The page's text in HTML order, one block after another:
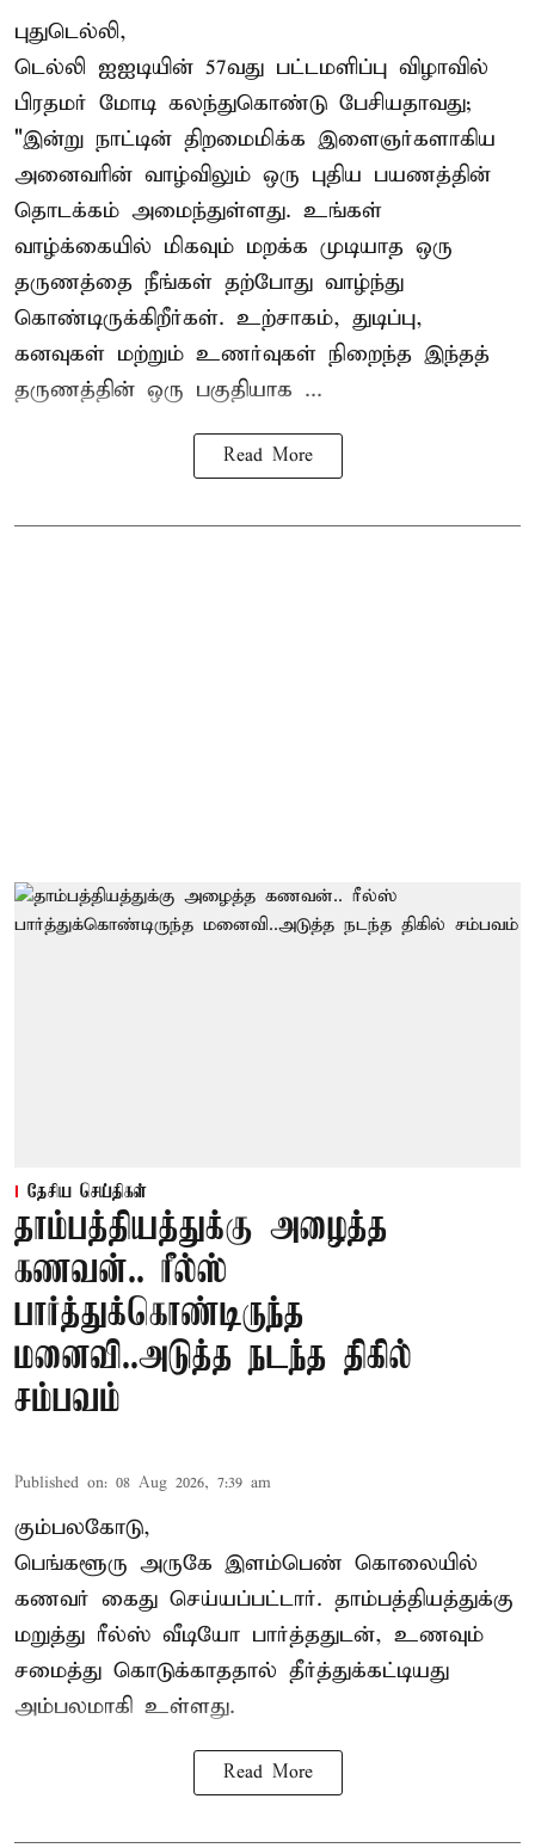
புதுடெல்லி,
டெல்லி ஐஐடியின் 57வது பட்டமளிப்பு விழாவில்
பிரதமர் மோடி கலந்துகொண்டு பேசியதாவது;
"இன்று நாட்டின் திறமைமிக்க இளைஞர்களாகிய
அனைவரின் வாழ்விலும் ஒரு புதிய பயணத்தின்
தொடக்கம் அமைந்துள்ளது. உங்கள்
வாழ்க்கையில் மிகவும் மறக்க முடியாத ஒரு
தருணத்தை நீங்கள் தற்போது வாழ்ந்து
கொண்டிருக்கிறீர்கள். உற்சாகம், துடிப்பு,
கனவுகள் மற்றும் உணர்வுகள் நிறைந்த இந்தத்
தருணத்தின் ஒரு பகுதியாக ...
Read More
தேசிய செய்திகள்
தாம்பத்தியத்துக்கு அழைத்த
கணவன்.. ரீல்ஸ்
பார்த்துக்கொண்டிருந்த
மனைவி..அடுத்த நடந்த திகில்
சம்பவம்
Published on: 08 Aug 2026, 7:39 am
கும்பலகோடு,
பெங்களூரு அருகே இளம்பெண் கொலையில்
கணவர் கைது செய்யப்பட்டார். தாம்பத்தியத்துக்கு
மறுத்து ரீல்ஸ் வீடியோ பார்த்ததுடன், உணவும்
சமைத்து கொடுக்காததால் தீர்த்துக்கட்டியது
அம்பலமாகி உள்ளது.
Read More